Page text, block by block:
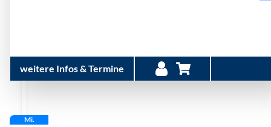
weitere Infos & Termine
Mi.